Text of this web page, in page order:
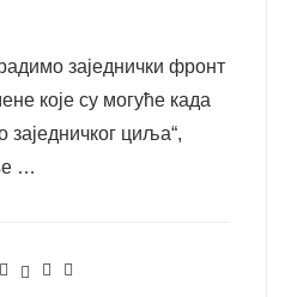
заједнички фронт
које су могуће када
заједничког циља“,
…